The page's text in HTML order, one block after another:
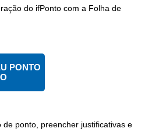
do ifPonto com a Folha de
PONTO
de ponto, preencher justificativas e